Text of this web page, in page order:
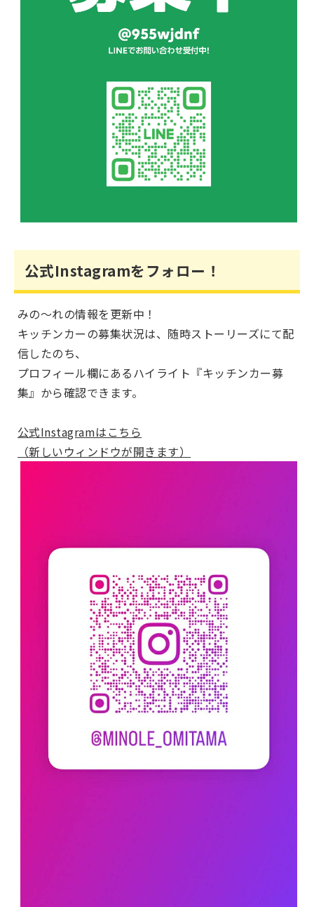
公式Instagramをフォロー！
みの～れの情報を更新中！
キッチンカーの募集状況は、随時ストーリーズにて配
信したのち、
プロフィール欄にあるハイライト『キッチンカー募
集』から確認できます。
公式Instagramはこちら
（新しいウィンドウが開きます）